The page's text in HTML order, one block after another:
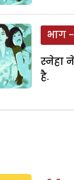
भाग
स्नेहा
है.